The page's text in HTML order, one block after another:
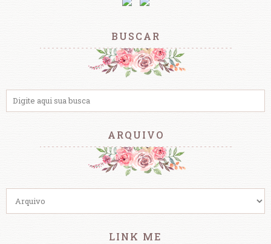
BUSCAR
ARQUIVO
LINK ME